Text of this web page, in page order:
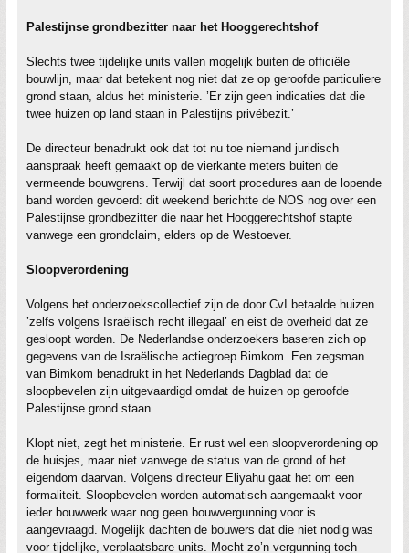
Palestijnse grondbezitter naar het Hooggerechtshof
Slechts twee tijdelijke units vallen mogelijk buiten de officiële
bouwlijn, maar dat betekent nog niet dat ze op geroofde particuliere
grond staan, aldus het ministerie. ’Er zijn geen indicaties dat die
twee huizen op land staan in Palestijns privébezit.’
De directeur benadrukt ook dat tot nu toe niemand juridisch
aanspraak heeft gemaakt op de vierkante meters buiten de
vermeende bouwgrens. Terwijl dat soort procedures aan de lopende
band worden gevoerd: dit weekend berichtte de NOS nog over een
Palestijnse grondbezitter die naar het Hooggerechtshof stapte
vanwege een grondclaim, elders op de Westoever.
Sloopverordening
Volgens het onderzoekscollectief zijn de door CvI betaalde huizen
’zelfs volgens Israëlisch recht illegaal’ en eist de overheid dat ze
gesloopt worden. De Nederlandse onderzoekers baseren zich op
gegevens van de Israëlische actiegroep Bimkom. Een zegsman
van Bimkom benadrukt in het Nederlands Dagblad dat de
sloopbevelen zijn uitgevaardigd omdat de huizen op geroofde
Palestijnse grond staan.
Klopt niet, zegt het ministerie. Er rust wel een sloopverordening op
de huisjes, maar niet vanwege de status van de grond of het
eigendom daarvan. Volgens directeur Eliyahu gaat het om een
formaliteit. Sloopbevelen worden automatisch aangemaakt voor
ieder bouwwerk waar nog geen bouwvergunning voor is
aangevraagd. Mogelijk dachten de bouwers dat die niet nodig was
voor tijdelijke, verplaatsbare units. Mocht zo’n vergunning toch